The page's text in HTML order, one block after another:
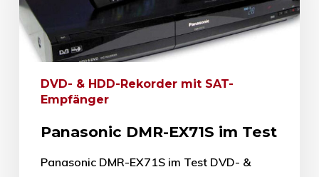
DVD- & HDD-Rekorder mit SAT-
Empfänger
Panasonic DMR-EX71S im Test
Panasonic DMR-EX71S im Test DVD- &